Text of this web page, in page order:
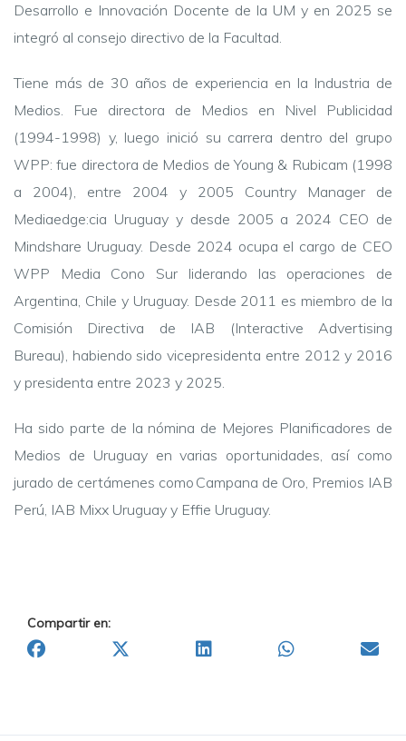
Desarrollo e Innovación Docente de la UM y en 2025 se
integró al consejo directivo de la Facultad.
Tiene más de 30 años de experiencia en la Industria de
Medios. Fue directora de Medios en Nivel Publicidad
(1994-1998) y, luego inició su carrera dentro del grupo
WPP: fue directora de Medios de Young & Rubicam (1998
a 2004), entre 2004 y 2005 Country Manager de
Mediaedge:cia Uruguay y desde 2005 a 2024 CEO de
Mindshare Uruguay. Desde 2024 ocupa el cargo de CEO
WPP Media Cono Sur liderando las operaciones de
Argentina, Chile y Uruguay. Desde 2011 es miembro de la
Comisión Directiva de IAB (Interactive Advertising
Bureau), habiendo sido vicepresidenta entre 2012 y 2016
y presidenta entre 2023 y 2025.
Ha sido parte de la nómina de Mejores Planificadores de
Medios de Uruguay en varias oportunidades, así como
jurado de certámenes como Campana de Oro, Premios IAB
Perú, IAB Mixx Uruguay y Effie Uruguay.
Compartir en: